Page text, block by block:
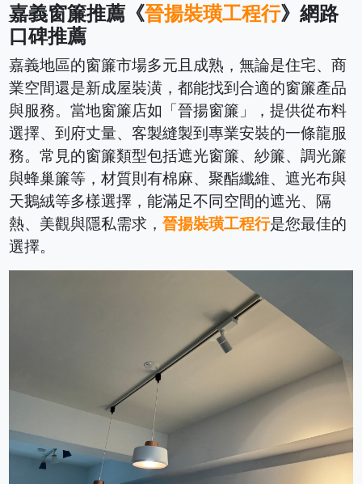
嘉義窗簾推薦《晉揚裝璜工程行》網路
口碑推薦
嘉義地區的窗簾市場多元且成熟，無論是住宅、商
業空間還是新成屋裝潢，都能找到合適的窗簾產品
與服務。當地窗簾店如「晉揚窗簾」，提供從布料
選擇、到府丈量、客製縫製到專業安裝的一條龍服
務。常見的窗簾類型包括遮光窗簾、紗簾、調光簾
與蜂巢簾等，材質則有棉麻、聚酯纖維、遮光布與
天鵝絨等多樣選擇，能滿足不同空間的遮光、隔
熱、美觀與隱私需求，晉揚裝璜工程行是您最佳的
選擇。